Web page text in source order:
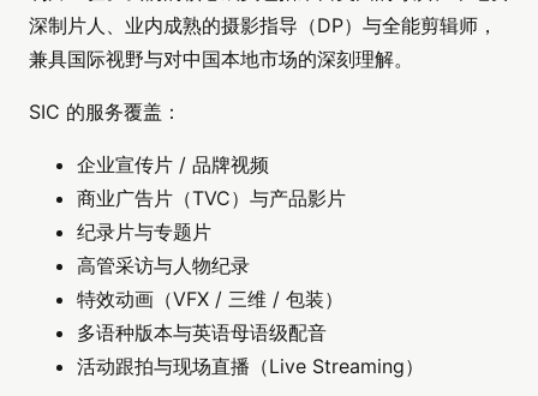
深制片人、业内成熟的摄影指导（DP）与全能剪辑师，
兼具国际视野与对中国本地市场的深刻理解。
SIC 的服务覆盖：
企业宣传片 / 品牌视频
商业广告片（TVC）与产品影片
纪录片与专题片
高管采访与人物纪录
特效动画（VFX / 三维 / 包装）
多语种版本与英语母语级配音
活动跟拍与现场直播（Live Streaming）